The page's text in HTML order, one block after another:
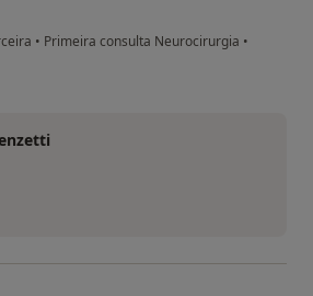
• Primeira consulta Neurocirurgia •
Nunes